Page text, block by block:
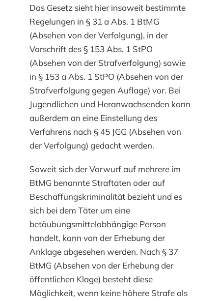
Das Gesetz sieht hier insoweit bestimmte
Regelungen in § 31 a Abs. 1 BtMG
(Absehen von der Verfolgung), in der
Vorschrift des § 153 Abs. 1 StPO
(Absehen von der Strafverfolgung) sowie
in § 153 a Abs. 1 StPO (Absehen von der
Strafverfolgung gegen Auflage) vor. Bei
Jugendlichen und Heranwachsenden kann
außerdem an eine Einstellung des
Verfahrens nach § 45 JGG (Absehen von
der Verfolgung) gedacht werden.
Soweit sich der Vorwurf auf mehrere im
BtMG benannte Straftaten oder auf
Beschaffungskriminalität bezieht und es
sich bei dem Täter um eine
betäubungsmittelabhängige Person
handelt, kann von der Erhebung der
Anklage abgesehen werden. Nach § 37
BtMG (Absehen von der Erhebung der
öffentlichen Klage) besteht diese
Möglichkeit, wenn keine höhere Strafe als